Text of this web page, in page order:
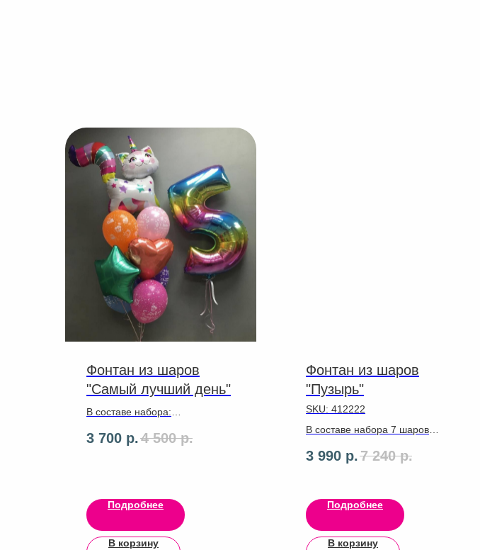
Фонтан из шаров
"Самый лучший день"
В составе набора:
✔ 2фольгированных шаров
3 700 р.4 500 р.
Подробнее
В корзину
Фонтан из шаров
"Пузырь"
SKU: 412222
В составе набора 7 шаров
надписью,ленты ,грузики.
3 990 р.7 240 р.
Подробнее
В корзину